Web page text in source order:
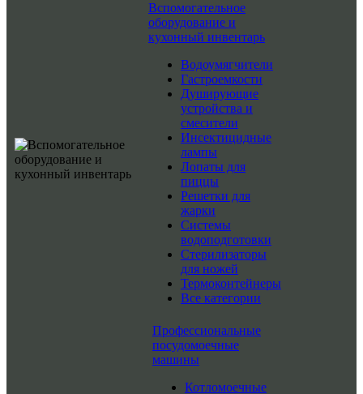
Вспомогательное
оборудование и
кухонный инвентарь
Водоумягчители
Гастроемкости
Душирующие
устройства и
смесители
Инсектицидные
лампы
Лопаты для
пиццы
Решетки для
жарки
Системы
водоподготовки
Стерилизаторы
для ножей
Термоконтейнеры
Все категории
Профессиональные
посудомоечные
машины
Котломоечные